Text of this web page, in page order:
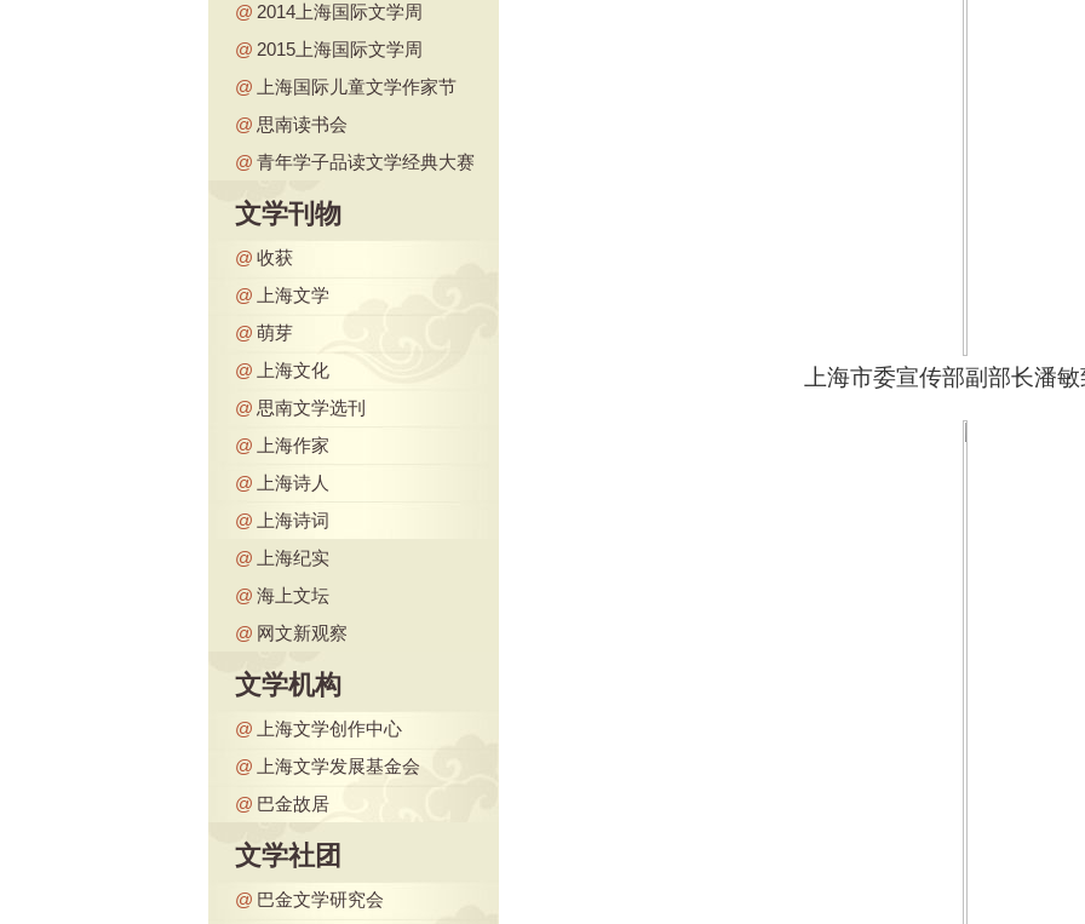
@ 2014上海国际文学周
@ 2015上海国际文学周
@
上海国际儿童文学作家节
@ 思南读书会
@ 青年学子品读文学经典大赛
文学刊物
@ 收获
@
上海文学
@ 萌芽
@
上海文化
@ 思南文学选刊
@
上海作家
@
上海诗人
@
上海诗词
@
上海纪实
@ 海上文坛
@ 网文新观察
文学机构
@
上海文学创作中心
@
上海文学发展基金会
@ 巴金故居
文学社团
@ 巴金文学研究会
上海市委宣传部副部长潘